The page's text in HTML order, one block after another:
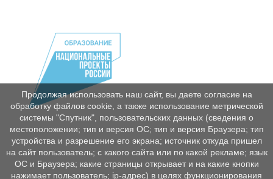
Продолжая использовать наш сайт, вы даете согласие на
обработку файлов cookie, а также использование метрической
системы "Спутник", пользовательских данных (сведения о
местоположении; тип и версия ОС; тип и версия Браузера; тип
устройства и разрешение его экрана; источник откуда пришел
на сайт пользователь; с какого сайта или по какой рекламе; язык
ОС и Браузера; какие страницы открывает и на какие кнопки
нажимает пользователь; ip-адрес) в целях функционирования